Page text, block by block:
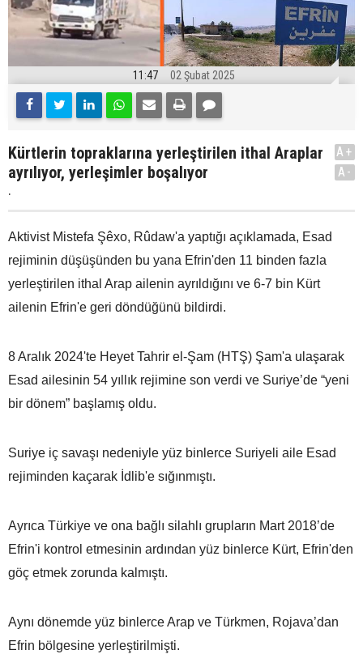
11:47 02 Şubat 2025
Kürtlerin topraklarına yerleştirilen ithal Araplar
ayrılıyor, yerleşimler boşalıyor
.
A+
A-
Aktivist Mistefa Şêxo, Rûdaw'a yaptığı açıklamada, Esad
rejiminin düşüşünden bu yana Efrin'den 11 binden fazla
yerleştirilen ithal Arap ailenin ayrıldığını ve 6-7 bin Kürt
ailenin Efrin'e geri döndüğünü bildirdi.
8 Aralık 2024'te Heyet Tahrir el-Şam (HTŞ) Şam'a ulaşarak
Esad ailesinin 54 yıllık rejimine son verdi ve Suriye’de “yeni
bir dönem” başlamış oldu.
Suriye iç savaşı nedeniyle yüz binlerce Suriyeli aile Esad
rejiminden kaçarak İdlib'e sığınmıştı.
Ayrıca Türkiye ve ona bağlı silahlı grupların Mart 2018’de
Efrin'i kontrol etmesinin ardından yüz binlerce Kürt, Efrin'den
göç etmek zorunda kalmıştı.
Aynı dönemde yüz binlerce Arap ve Türkmen, Rojava’dan
Efrin bölgesine yerleştirilmişti.